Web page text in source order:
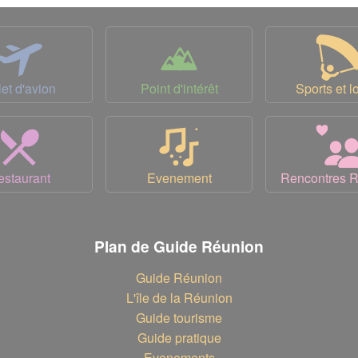
d'avion Point d'intérêt Sports et
Evenement Rencontres
Plan de Guide Réunion
Guide Réunion
L'île de la Réunion
Guide tourisme
Guide pratique